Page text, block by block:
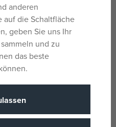
– Dieses preisgünstige
Thema Ozean ist ein
zu besonderen
ab 8 Jahren, die
noch mehr Abenteuer mit
anderen
auf die Schaltfläche
geben Sie uns Ihr
und zu
das beste